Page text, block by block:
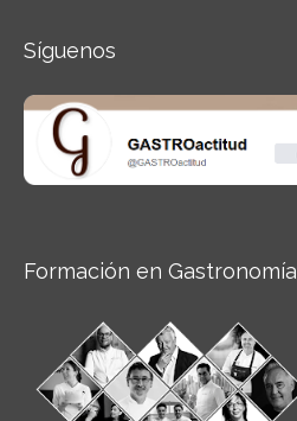
Síguenos
Formación en Gastronomía